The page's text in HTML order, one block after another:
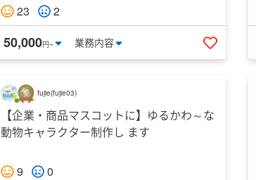
23 2
50,000円~ 業務内容 いいねする
fujie(fujie03)
【企業・商品マスコットに】ゆるかわ～な
動物キャラクター制作し ます
9 0